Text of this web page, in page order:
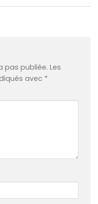
pas publiée. Les
avec *